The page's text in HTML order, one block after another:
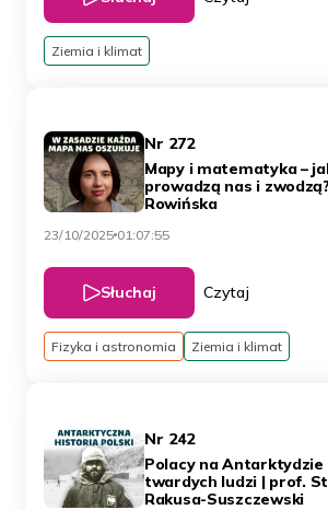
Ziemia i klimat
Nr 272
Mapy i matematyka –
prowadzą nas i
Rowińska
23/10/2025 01:07:55
Słuchaj Czytaj
Fizyka i astronomia Ziemia i klimat
Nr 242
Polacy na Antarktydzie
twardych ludzi | prof.
Rakusa-Suszczewski